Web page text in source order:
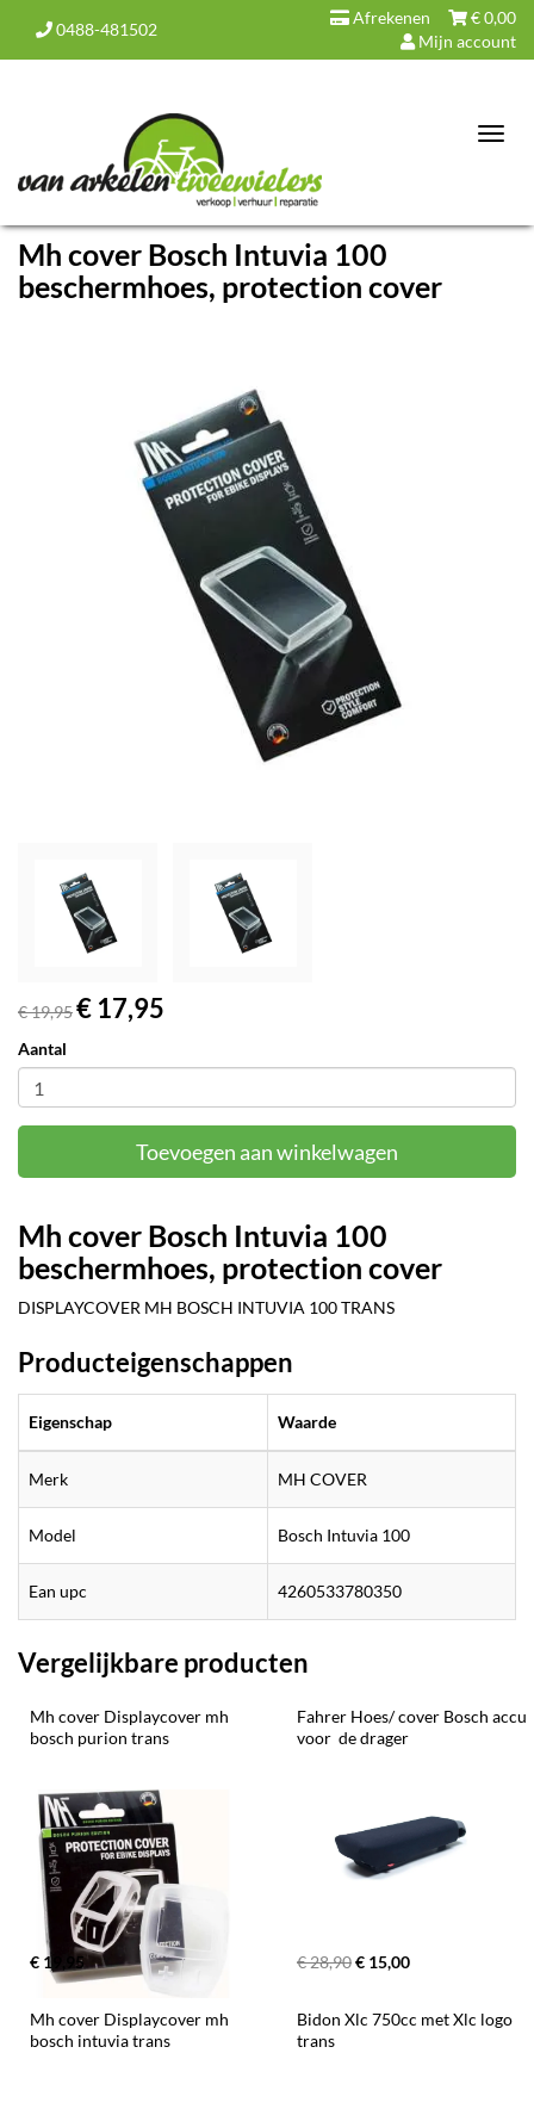
0488-481502
€0,00
Afrekenen
Mijn account
Mh cover Bosch Intuvia 100
beschermhoes, protection cover
€ 19,95€ 17,95
Aantal
Toevoegen aan winkelwagen
Mh cover Bosch Intuvia 100
beschermhoes, protection cover
DISPLAYCOVER MH BOSCH INTUVIA 100 TRANS
Producteigenschappen
Eigenschap Waarde
Merk MH COVER
Model Bosch Intuvia 100
Ean upc 4260533780350
Vergelijkbare producten
Mh cover Displaycover mh
bosch purion trans
€ 19,95
Fahrer Hoes/ cover Bosch accu
voor  de drager
€ 28,90€ 15,00
Mh cover Displaycover mh
bosch intuvia trans
Bidon Xlc 750cc met Xlc logo
trans